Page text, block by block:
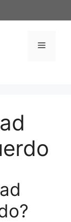
Menú